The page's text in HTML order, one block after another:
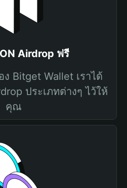
Airdrop ฟรี
Bitget Wallet เราได้
ประเภทต่างๆ ไว้ให้
คุณ